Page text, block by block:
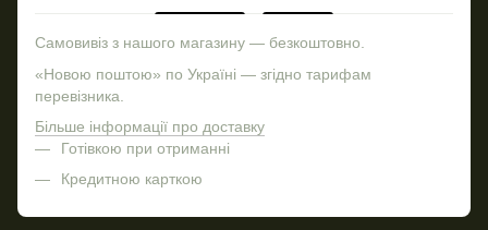
Самовивіз з нашого магазину — безкоштовно.
«Новою поштою» по Україні — згідно тарифам
перевізника.
Більше інформації про доставку
Готівкою при отриманні
Кредитною карткою